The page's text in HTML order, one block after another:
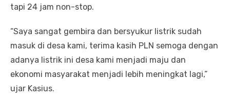
tapi 24 jam non-stop.
“Saya sangat gembira dan bersyukur listrik sudah
masuk di desa kami, terima kasih PLN semoga dengan
adanya listrik ini desa kami menjadi maju dan
ekonomi masyarakat menjadi lebih meningkat lagi,”
ujar Kasius.